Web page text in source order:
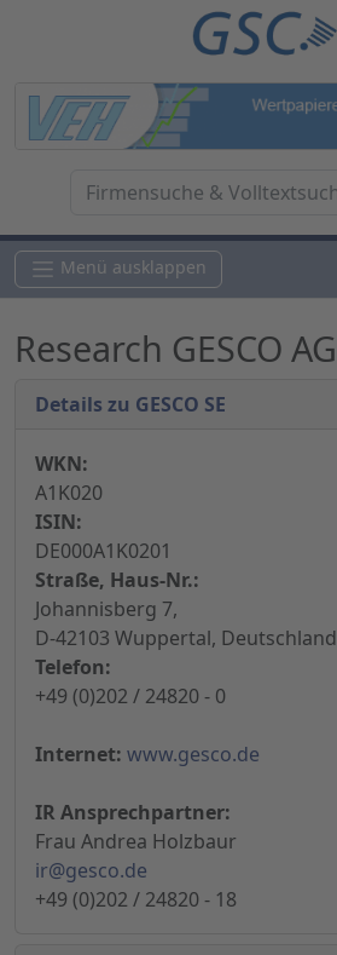
Menü ausklappen
Research GESCO AG
Details zu GESCO SE
WKN:
A1K020
ISIN:
DE000A1K0201
Straße, Haus-Nr.:
Johannisberg 7,
D-42103 Wuppertal, Deutschland
Telefon:
+49 (0)202 / 24820 - 0
Internet: www.gesco.de
IR Ansprechpartner:
Frau Andrea Holzbaur
ir@gesco.de
+49 (0)202 / 24820 - 18